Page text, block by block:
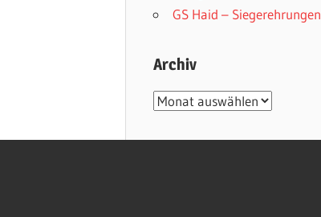
GS Haid – Siegerehrungen
Archiv
Archiv